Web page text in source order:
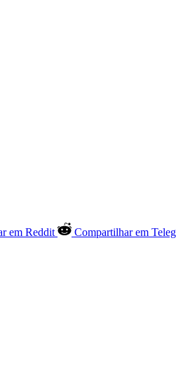
em Reddit Compartilhar em